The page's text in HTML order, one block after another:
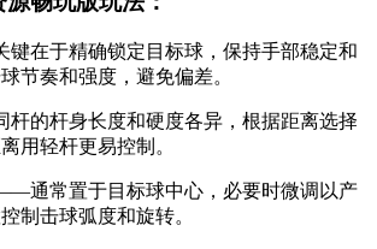
在于精确锁定目标球，保持手部稳定和
节奏和强度，避免偏差。
的杆身长度和硬度各异，根据距离选择
用轻杆更易控制。
通常置于目标球中心，必要时微调以产
制击球弧度和旋转。